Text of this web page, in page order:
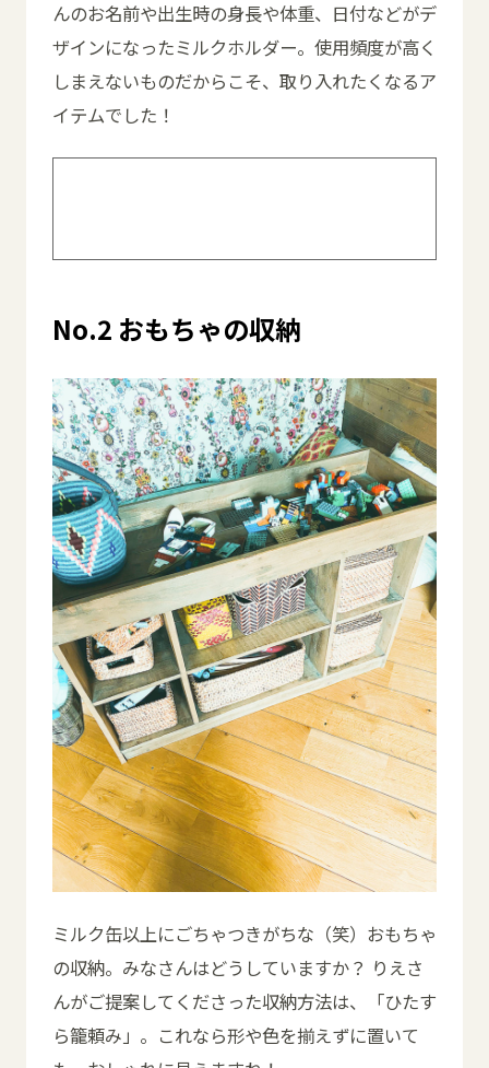
んのお名前や出生時の身長や体重、日付などがデ
ザインになったミルクホルダー。使用頻度が高く
しまえないものだからこそ、取り入れたくなるア
イテムでした！
No.2 おもちゃの収納
ミルク缶以上にごちゃつきがちな（笑）おもちゃ
の収納。みなさんはどうしていますか？ りえさ
んがご提案してくださった収納方法は、「ひたす
ら籠頼み」。これなら形や色を揃えずに置いて